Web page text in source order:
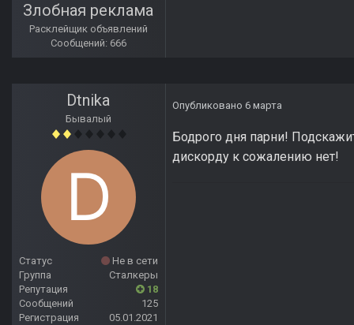
Злобная реклама
Расклейщик объявлений
Сообщений: 666
Dtnika
Бывалый
Статус
Не в сети
Группа
Сталкеры
Репутация
18
Сообщений
125
Регистрация
05.01.2021
Опубликовано 6 марта
Бодрого дня парни!
дискорду к сожалению нет!